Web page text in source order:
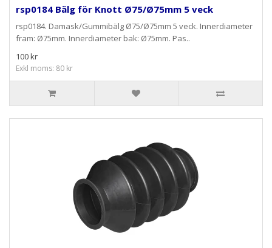
rsp0184 Bälg för Knott Ø75/Ø75mm 5 veck
rsp0184. Damask/Gummibälg Ø75/Ø75mm 5 veck. Innerdiameter
fram: Ø75mm. Innerdiameter bak: Ø75mm. Pas..
100 kr
Exkl moms: 80 kr